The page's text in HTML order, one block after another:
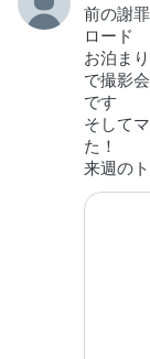
前の謝
ロード
お泊ま
で撮影
です
そして
た！
来週の